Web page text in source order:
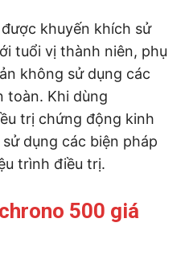
khuyến khích sử
tuổi vị thành niên, phụ
không sử dụng các
toàn. Khi dùng
trị chứng động kinh
dụng các biện pháp
trình điều trị.
500 giá